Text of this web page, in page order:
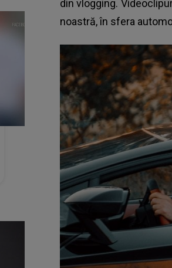
din vlogging.
noastră, în sfera